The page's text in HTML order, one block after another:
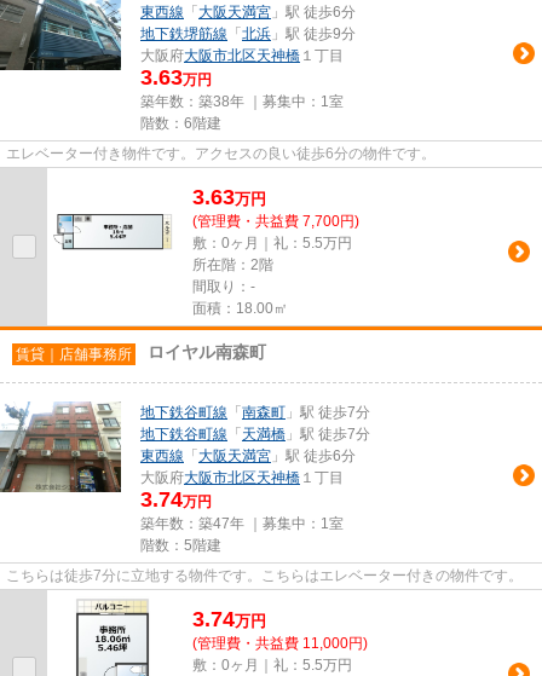
東西線 「 大阪天満宮 」駅 徒歩6分
地下鉄堺筋線 「 北浜 」駅 徒歩9分
大阪府大阪市北区天神橋 １丁目
3.63万円
築年数：築38年 ｜募集中： 1室
階数：6階建
エレベーター付き物件です。アクセスの良い徒歩6分の物件です。
3.63万円
(管理費・共益費 7,700円)
敷：0ヶ月｜礼：5.5万円
所在階：2階
間取り：-
面積：18.00㎡
賃貸｜店舗事務所 ロイヤル南森町
地下鉄谷町線 「 南森町 」駅 徒歩7分
地下鉄谷町線 「 天満橋 」駅 徒歩7分
東西線 「 大阪天満宮 」駅 徒歩6分
大阪府大阪市北区天神橋 １丁目
3.74万円
築年数：築47年 ｜募集中： 1室
階数：5階建
こちらは徒歩7分に立地する物件です。こちらはエレベーター付きの物件です。
3.74万円
(管理費・共益費 11,000円)
敷：0ヶ月｜礼：5.5万円